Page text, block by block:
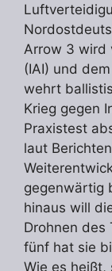
Arrow 3 wird
(IAI) und
wehrt
Krieg gegen
Praxistest
laut
gegenwärtig
hinaus will
Drohnen des
fünf hat sie
Wie es heißt,